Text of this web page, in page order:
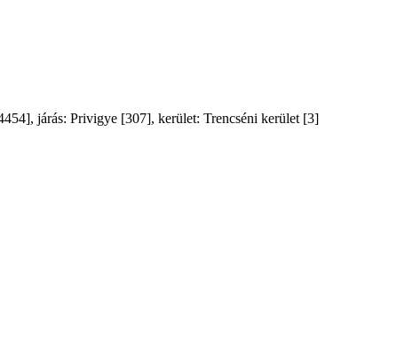
járás: Privigye [307], kerület: Trencséni kerület [3]